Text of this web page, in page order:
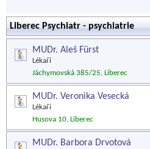
Liberec Psychiatr - psychiatrie
MUDr. Aleš Fürst
Lékaři
Jáchymovská 385/25, Liberec
MUDr. Veronika Vesecká
Lékaři
Husova 10, Liberec
MUDr. Barbora Drvotová